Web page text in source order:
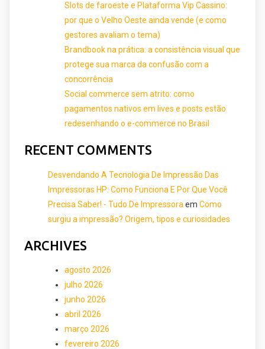
Slots de faroeste e Plataforma Vip Cassino:
por que o Velho Oeste ainda vende (e como
gestores avaliam o tema)
Brandbook na prática: a consistência visual que
protege sua marca da confusão com a
concorrência
Social commerce sem atrito: como
pagamentos nativos em lives e posts estão
redesenhando o e-commerce no Brasil
RECENT COMMENTS
Desvendando A Tecnologia De Impressão Das
Impressoras HP: Como Funciona E Por Que Você
Precisa Saber! - Tudo De Impressora em Como
surgiu a impressão? Origem, tipos e curiosidades
ARCHIVES
agosto 2026
julho 2026
junho 2026
abril 2026
março 2026
fevereiro 2026